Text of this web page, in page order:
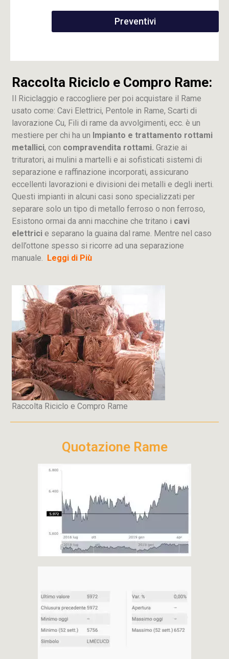
Preventivi
Raccolta Riciclo e Compro Rame:
Il Riciclaggio e raccogliere per poi acquistare il Rame
usato come: Cavi Elettrici, Pentole in Rame, Scarti di
lavorazione Cu, Fili di rame da avvolgimenti, ecc. è un
mestiere per chi ha un Impianto e trattamento rottami
metallici, con compravendita rottami. Grazie ai
trituratori, ai mulini a martelli e ai sofisticati sistemi di
separazione e raffinazione incorporati, assicurano
eccellenti lavorazioni e divisioni dei metalli e degli inerti.
Questi impianti in alcuni casi sono specializzati per
separare solo un tipo di metallo ferroso o non ferroso,
Esistono ormai da anni macchine che tritano i cavi
elettrici e separano la guaina dal rame. Mentre nel caso
dell’ottone spesso si ricorre ad una separazione
manuale. Leggi di Più
Raccolta Riciclo e Compro Rame
Quotazione Rame